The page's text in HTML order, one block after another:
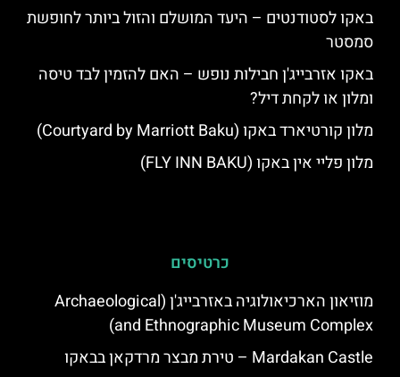
באקו לסטודנטים – היעד המושלם והזול ביותר לחופשת
סמסטר
באקו אזרבייג'ן חבילות נופש – האם להזמין לבד טיסה
ומלון או לקחת דיל?
מלון קורטיארד באקו (Courtyard by Marriott Baku)
מלון פליי אין באקו (FLY INN BAKU)
כרטיסים
מוזיאון הארכיאולוגיה באזרבייג'ן (Archaeological
and Ethnographic Museum Complex)
Mardakan Castle – טירת מבצר מרדקאן בבאקו